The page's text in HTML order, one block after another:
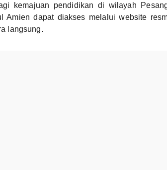
kemajuan pendidikan di wilayah
Amien dapat diakses melalui website
langsung.